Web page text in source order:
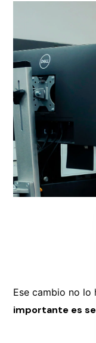
Ese cambio no lo
importante es